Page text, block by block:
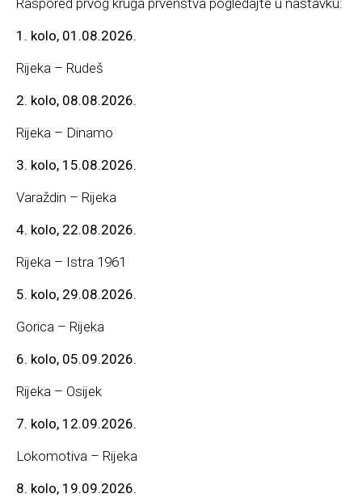
Raspored prvog kruga prvenstva pogledajte u nastavku:
1. kolo, 01.08.2026.
Rijeka – Rudeš
2. kolo, 08.08.2026.
Rijeka – Dinamo
3. kolo, 15.08.2026.
Varaždin – Rijeka
4. kolo, 22.08.2026.
Rijeka – Istra 1961
5. kolo, 29.08.2026.
Gorica – Rijeka
6. kolo, 05.09.2026.
Rijeka – Osijek
7. kolo, 12.09.2026.
Lokomotiva – Rijeka
8. kolo, 19.09.2026.